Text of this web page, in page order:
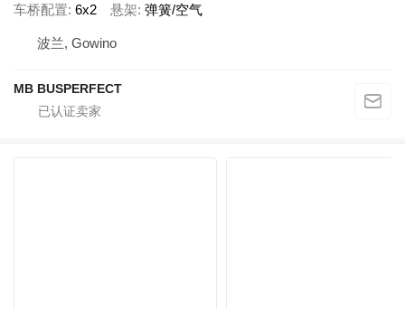
车桥配置 6x2 悬架 弹簧/空气
波兰, Gowino
MB BUSPERFECT